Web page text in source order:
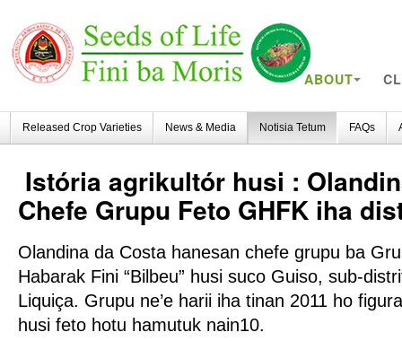
ABOUT
Released Crop Varieties News & Media Notisia Tetum FAQs
Istória agrikultór husi :
Chefe Grupu Feto GHFK iha
Olandina da Costa hanesan chefe grupu ba
Habarak Fini “Bilbeu” husi suco Guiso, sub-
Liquiça. Grupu ne’e harii iha tinan 2011 ho
husi feto hotu hamutuk nain10.